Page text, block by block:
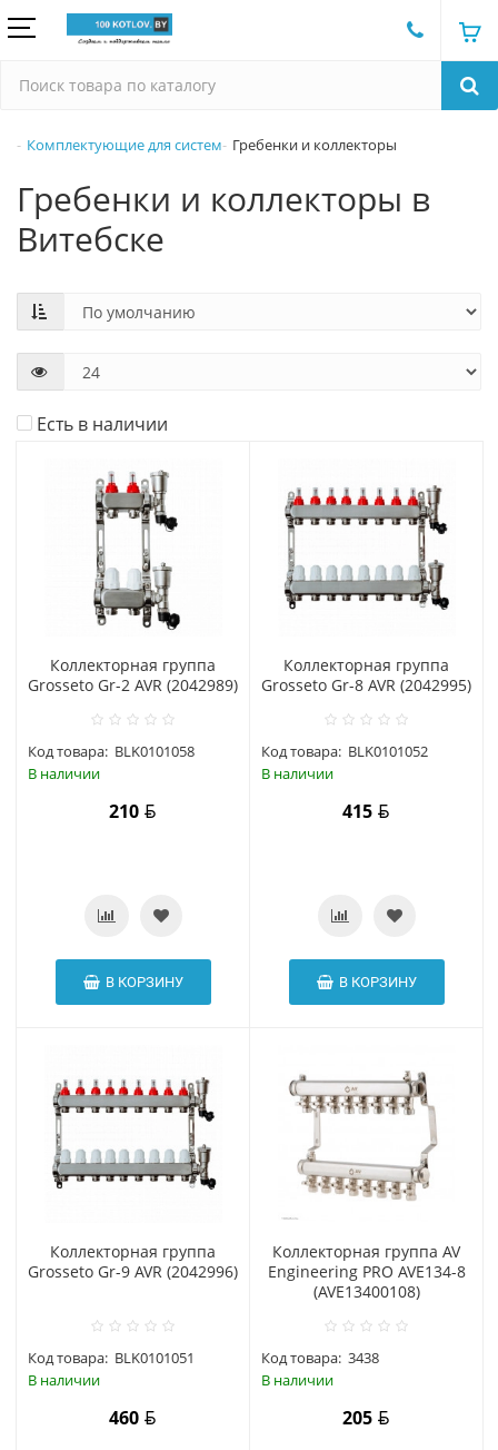
Комплектующие для систем Гребенки и коллекторы
Гребенки и коллекторы в
Витебске
Есть в наличии
Коллекторная группа
Grosseto Gr-2 AVR (2042989)
Код товара: BLK0101058
В наличии
210
В КОРЗИНУ
Коллекторная группа
Grosseto Gr-8 AVR (2042995)
Код товара: BLK0101052
В наличии
415
В КОРЗИНУ
Коллекторная группа
Grosseto Gr-9 AVR (2042996)
Код товара: BLK0101051
В наличии
460
Коллекторная группа AV
Engineering PRO AVE134-8
(AVE13400108)
Код товара: 3438
В наличии
205